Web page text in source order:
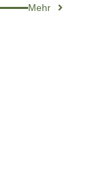
Mehr